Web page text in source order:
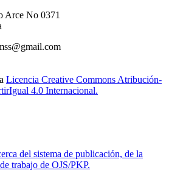
Arce No 0371
Licencia Creative Commons Atribución-
4.0 Internacional.